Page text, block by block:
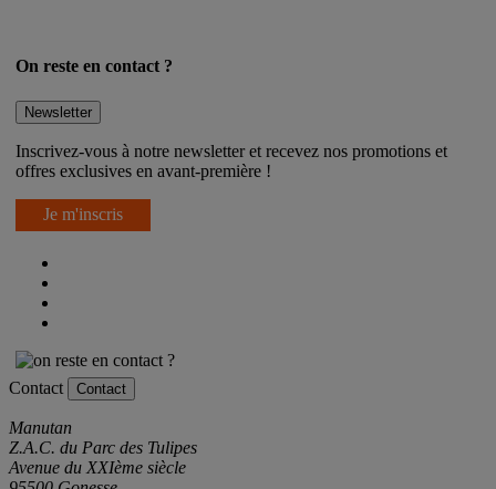
On reste en contact ?
Newsletter
Inscrivez-vous à notre newsletter et recevez nos promotions et
offres exclusives en avant-première !
Je m'inscris
Contact Contact
Manutan
Z.A.C. du Parc des Tulipes
Avenue du XXIème siècle